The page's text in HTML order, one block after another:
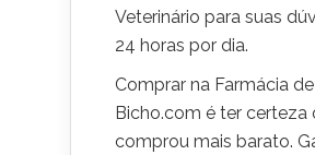
Veterinário para suas
24 horas por dia.
Comprar na Farmácia de
Bicho.com é ter certeza
comprou mais barato.